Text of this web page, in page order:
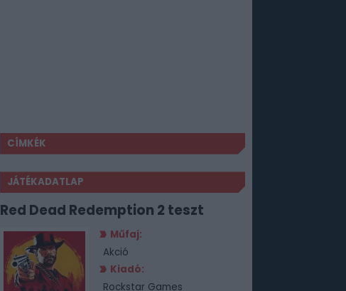
CÍMKÉK
JÁTÉKADATLAP
Red Dead Redemption 2 teszt
Műfaj:
Akció
Kiadó:
Rockstar Games